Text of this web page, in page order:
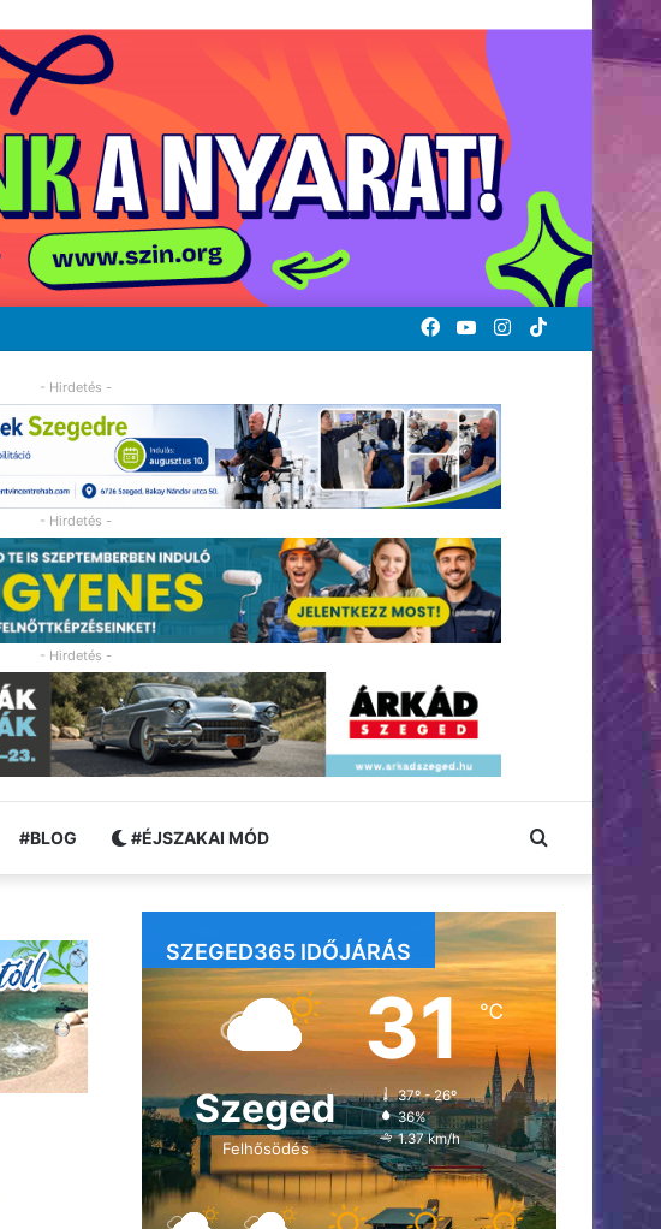
TikTok
Instagram
YouTube
Facebook
- Hirdetés -
- Hirdetés -
- Hirdetés -
#BLOG #ÉJSZAKAI MÓD Keresés:
SZEGED365 IDŐJÁRÁS
Szeged
Felhősödés
31℃
37º - 26º
36%
1.37 km/h